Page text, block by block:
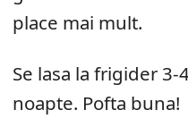
place mai mult.
Se lasa la frigider
noapte. Pofta buna!